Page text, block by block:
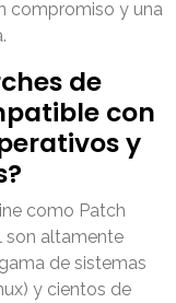
compromiso y una
de
con
y
como Patch
son altamente
de sistemas
y cientos de